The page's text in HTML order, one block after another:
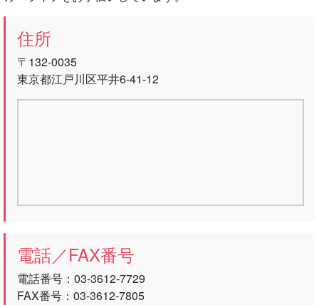
住所
〒132-0035
東京都江戸川区平井6-41-12
電話／FAX番号
電話番号： 03-3612-7729
FAX番号：03-3612-7805